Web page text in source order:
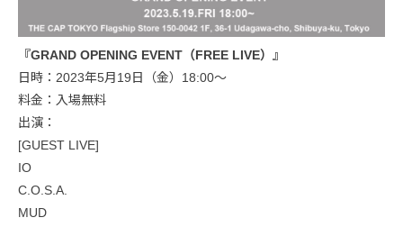
『GRAND OPENING EVENT（FREE LIVE）』
日時：2023年5月19日（金）18:00〜
料金：入場無料
出演：
[GUEST LIVE]
IO
C.O.S.A.
MUD